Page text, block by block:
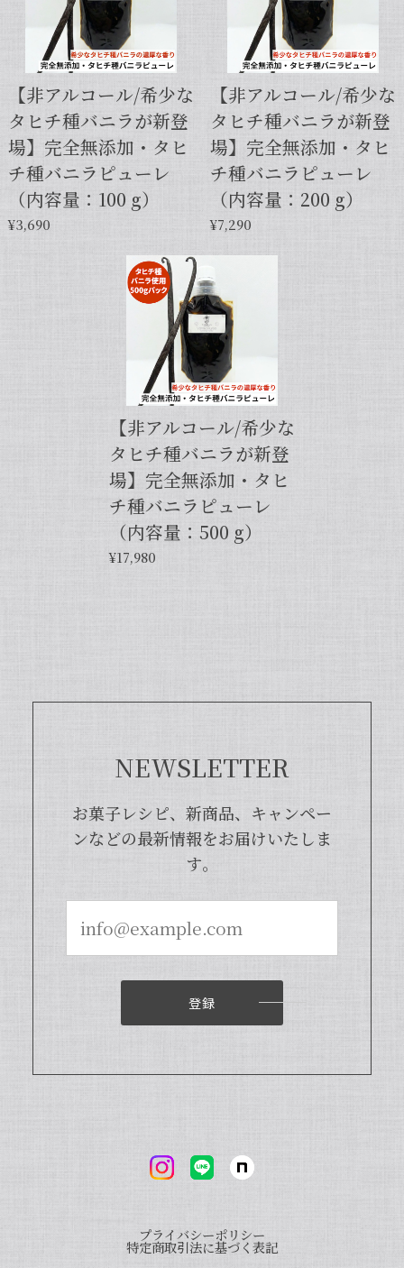
【本数多いほど1本価格がお得！】【サイズだけ訳ありグレード 12cm・バニラビーンズ・5本】
2025/01/05
発送が早くて助かりました。 バニラの香りも良かっ
たので、次回の発注します。
この度は当店をご利用いただきまして、
誠にありがとうございます！こちらこそ
スムーズなお取引をしていただき感謝申
し上げます。また機会がございました
ら、キャラメルのように甘くほのかに香
るブルボン種バニラもお試しくださいま
せ。今後とも当店を何卒よろしくお願い
申し上げます。
2024/06/14
プリンをよく作るので購入しました。 今までは安価
なバニラエッセンスを仕方なく使っていました。 バ
り、大変嬉しく思います。こちらの商品
富な莢ごとピューレにした商品でござい
まして、バニラビーンズよりお得で、さ
らに使いやすくなった当店オリジナルの
商品となっております。また、「バニラ
ニラピューレを使用した世界中のお菓子
レシピも100種類以上ご紹介しておりま
すので、もしご興味ございましたら、ぜ
ひチェックしてみてくださいませ。また
機会がございましたら、当店をよろしく
お願い申し上げます。
【本数多いほど1本価格がお得！】【ブルボン種Sグレード・バニラビーンズ・20本】
りも良く、あの量でお値段も安くとても使いやすい
いつも当店をご利用いただきまして、誠
にありがとうございます。オリジナルバ
【非アルコール/希少な
タヒチ種バニラが新登
場】完全無添加・タヒ
チ種バニラピューレ
（内容量：100 g）
¥3,690
【非アルコール/希少な
タヒチ種バニラが新登
場】完全無添加・タヒ
チ種バニラピューレ
（内容量：200 g）
¥7,290
【非アルコール/希少な
タヒチ種バニラが新登
場】完全無添加・タヒ
チ種バニラピューレ
（内容量：500 g）
¥17,980
NEWSLETTER
お菓子レシピ、新商品、キャンペー
ンなどの最新情報をお届けいたしま
す。
登録
プライバシーポリシー
特定商取引法に基づく表記